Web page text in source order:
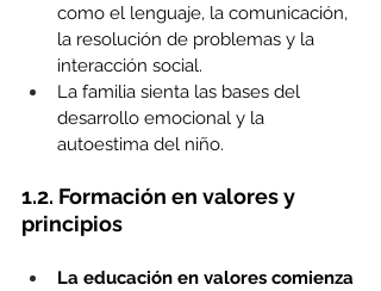
como el lenguaje, la comunicación,
la resolución de problemas y la
interacción social.
La familia sienta las bases del
desarrollo emocional y la
autoestima del niño.
1.2. Formación en valores y
principios
La educación en valores comienza